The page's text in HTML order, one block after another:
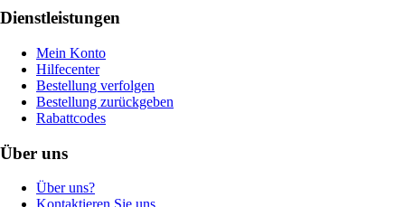
Dienstleistungen
Mein Konto
Hilfecenter
Bestellung verfolgen
Bestellung zurückgeben
Rabattcodes
Über uns
Über uns?